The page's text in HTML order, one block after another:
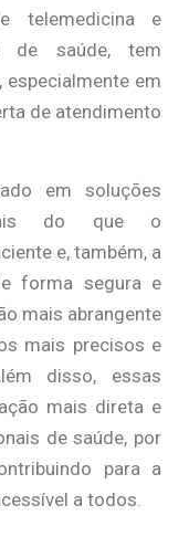
telemedicina e
de saúde, tem
em
de atendimento
em soluções
do que o
e, também, a
forma segura e
mais abrangente
mais precisos e
disso, essas
mais direta e
de saúde, por
para a
a todos.